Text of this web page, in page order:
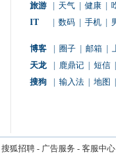
旅游
天气 健康
IT
数码 手机
博客 圈子 邮箱
天龙
鹿鼎记 短信
搜狗
输入法 地图
搜狐招聘- 广告服务 - 客服中心